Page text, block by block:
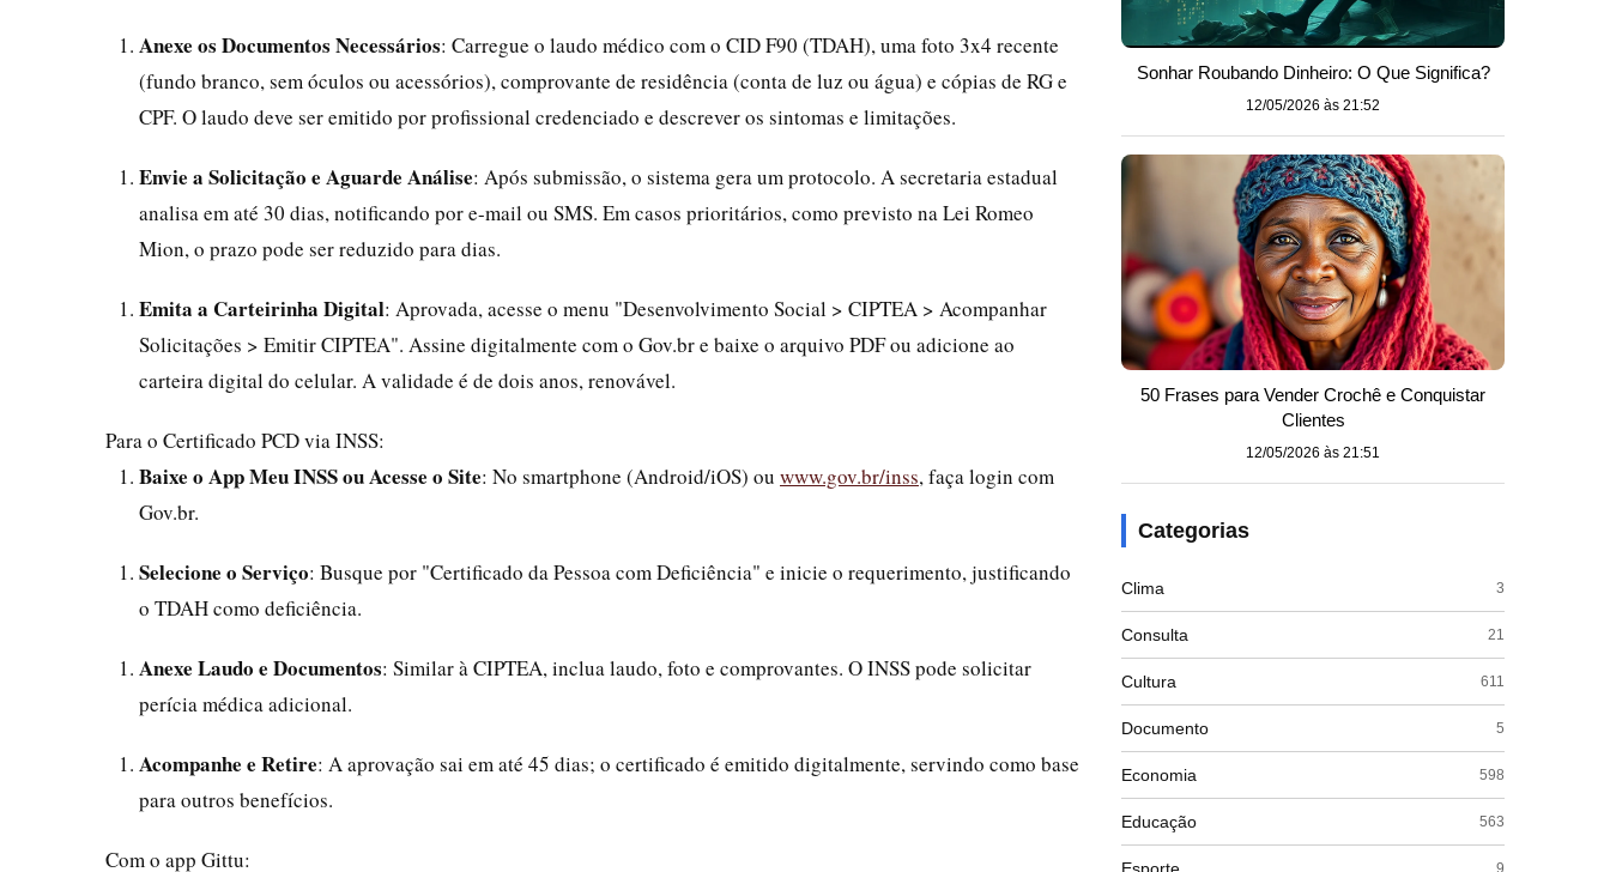
Anexe os Documentos Necessários: Carregue o laudo médico com o CID F90 (TDAH), uma foto 3x4 recente
(fundo branco, sem óculos ou acessórios), comprovante de residência (conta de luz ou água) e cópias de RG e
CPF. O laudo deve ser emitido por profissional credenciado e descrever os sintomas e limitações.
Envie a Solicitação e Aguarde Análise: Após submissão, o sistema gera um protocolo. A secretaria estadual
analisa em até 30 dias, notificando por e-mail ou SMS. Em casos prioritários, como previsto na Lei Romeo
Mion, o prazo pode ser reduzido para dias.
Emita a Carteirinha Digital: Aprovada, acesse o menu "Desenvolvimento Social > CIPTEA > Acompanhar
Solicitações > Emitir CIPTEA". Assine digitalmente com o Gov.br e baixe o arquivo PDF ou adicione ao
carteira digital do celular. A validade é de dois anos, renovável.
Para o Certificado PCD via INSS:
Baixe o App Meu INSS ou Acesse o Site: No smartphone (Android/iOS) ou www.gov.br/inss, faça login com
Gov.br.
Selecione o Serviço: Busque por "Certificado da Pessoa com Deficiência" e inicie o requerimento, justificando
o TDAH como deficiência.
Anexe Laudo e Documentos: Similar à CIPTEA, inclua laudo, foto e comprovantes. O INSS pode solicitar
perícia médica adicional.
Acompanhe e Retire: A aprovação sai em até 45 dias; o certificado é emitido digitalmente, servindo como base
para outros benefícios.
Com o app Gittu:
Sonhar Roubando Dinheiro: O Que Significa?
12/05/2026 às 21:52
50 Frases para Vender Crochê e Conquistar
Clientes
12/05/2026 às 21:51
Categorias
Clima 3
Consulta 21
Cultura 611
Documento 5
Economia 598
Educação 563
9